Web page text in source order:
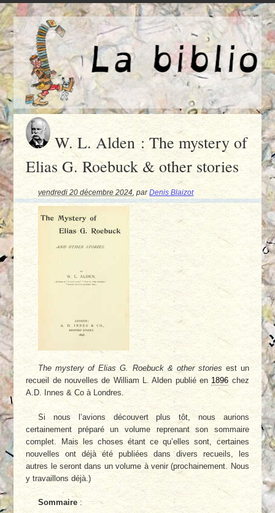
W. L. Alden : The mystery of
Elias G. Roebuck & other stories
vendredi 20 décembre 2024,parDenis Blaizot
The mystery of Elias G. Roebuck & other storiesest un
recueil de nouvelles de William L. Alden publié en 1896 chez
A.D. Innes & Co à Londres.
Si nous l’avions découvert plus tôt, nous aurions
certainement préparé un volume reprenant son sommaire
complet. Mais les choses étant ce qu’elles sont, certaines
nouvelles ont déjà été publiées dans divers recueils, les
autres le seront dans un volume à venir (prochainement. Nous
y travaillons déjà.)
Sommaire :